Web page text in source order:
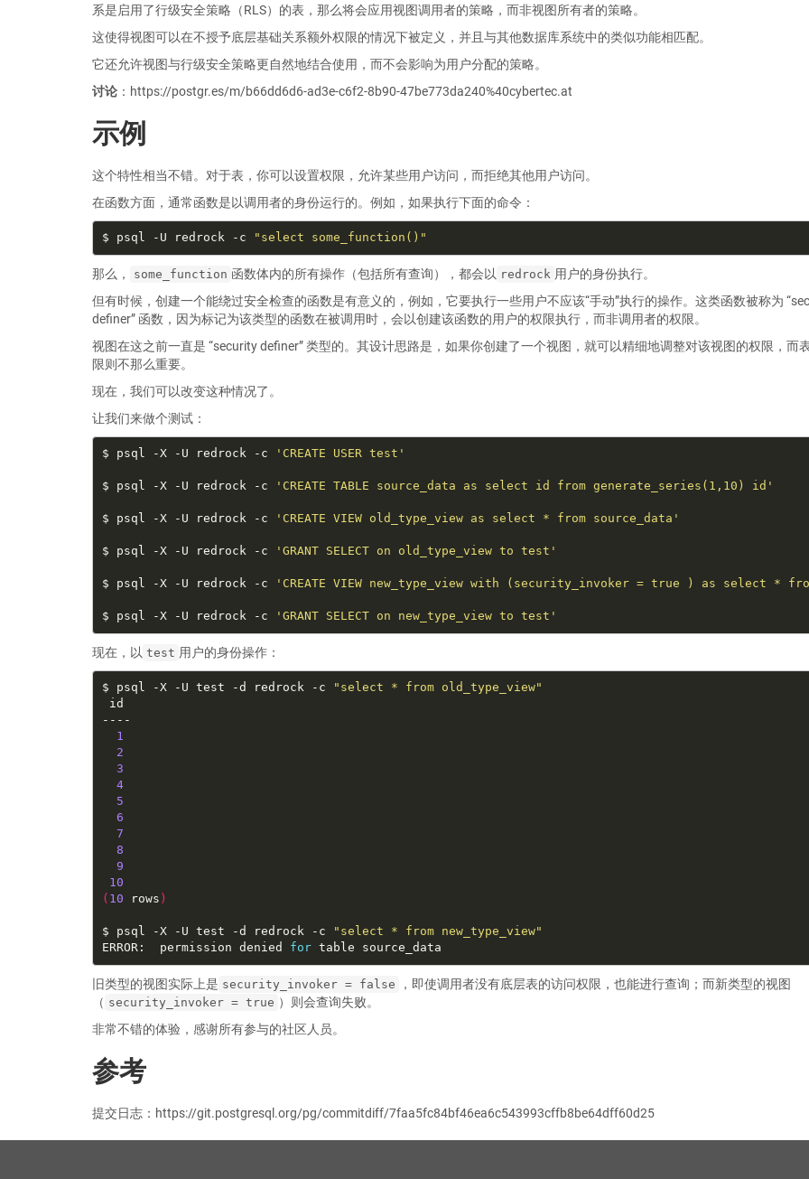
系是启用了行级安全策略（RLS）的表，那么将会应用视图调用者的策略，而非视图所有者的策略。
这使得视图可以在不授予底层基础关系额外权限的情况下被定义，并且与其他数据库系统中的类似功能相匹配。
它还允许视图与行级安全策略更自然地结合使用，而不会影响为用户分配的策略。
讨论 ：https://postgr.es/m/b66dd6d6-ad3e-c6f2-8b90-47be773da240%40cybertec.at
示例
这个特性相当不错。对于表，你可以设置权限，允许某些用户访问，而拒绝其他用户访问。
在函数方面，通常函数是以调用者的身份运行的。例如，如果执行下面的命令：
$ psql -U redrock -c "select some_function()"
那么， some_function 函数体内的所有操作（包括所有查询），都会以 redrock 用户的身份执行。
但有时候，创建一个能绕过安全检查的函数是有意义的，例如，它要执行一些用户不应该“手动”执行的操作。这类函数被称为
definer” 函数，因为标记为该类型的函数在被调用时，会以创建该函数的用户的权限执行，而非调用者的权限。
视图在这之前一直是 “security definer” 类型的。其设计思路是，如果你创建了一个视图，就可以精细地调整对该视图的权限，而
限则不那么重要。
现在，我们可以改变这种情况了。
让我们来做个测试：
$ psql -X -U redrock -c 'CREATE USER test'
$ psql -X -U redrock -c 'CREATE TABLE source_data as select id from generate_series(1,10) id'
$ psql -X -U redrock -c 'CREATE VIEW old_type_view as select * from source_data'
$ psql -X -U redrock -c 'GRANT SELECT on old_type_view to test'
$ psql -X -U redrock -c 'CREATE VIEW new_type_view with (security_invoker = true ) as select *
$ psql -X -U redrock -c 'GRANT SELECT on new_type_view to test'
现在，以 test 用户的身份操作：
$ psql -X -U test -d redrock -c
"select * from old_type_view"
1
2
3
4
5
6
7
8
9
10
( 10 rows )
$ psql -X -U test -d redrock -c
"select * from new_type_view"
ERROR:  permission denied for
旧类型的视图实际上是 security_invoker = false
，即使调用者没有底层表的访问权限，也能进行查询；而新类型的视图
（ security_invoker = true ）则会查询失败。
非常不错的体验，感谢所有参与的社区人员。
参考
提交日志：https://git.postgresql.org/pg/commitdiff/7faa5fc84bf46ea6c543993cffb8be64dff60d25